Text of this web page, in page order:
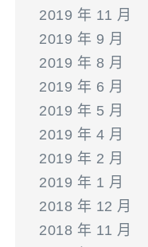
2019 年 11 月
2019 年 9 月
2019 年 8 月
2019 年 6 月
2019 年 5 月
2019 年 4 月
2019 年 2 月
2019 年 1 月
2018 年 12 月
2018 年 11 月